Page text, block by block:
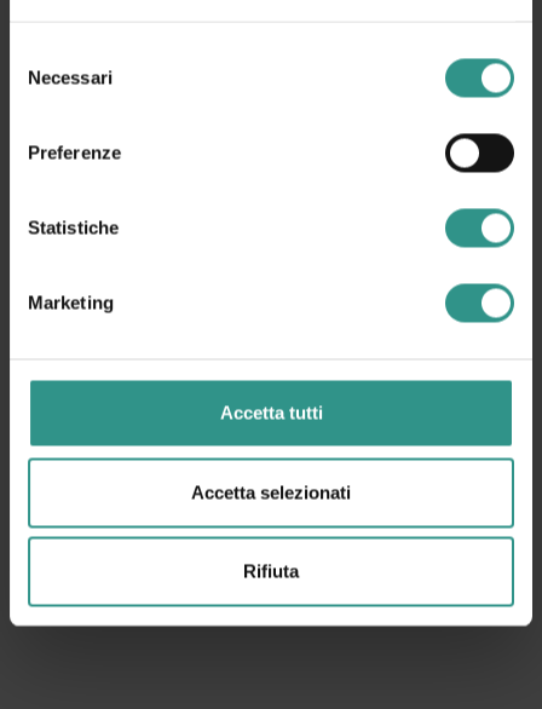
delNecessari
Preferenze
Statistiche
Marketing
Accetta tutti
Accetta selezionati
Rifiuta